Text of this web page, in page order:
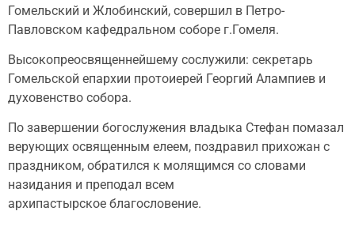
Гомельский и Жлобинский, совершил в Петро-
Павловском кафедральном соборе г.Гомеля.
Высокопреосвященнейшему сослужили: секретарь
Гомельской епархии протоиерей Георгий Алампиев и
духовенство собора.
По завершении богослужения владыка Стефан помазал
верующих освященным елеем, поздравил прихожан с
праздником, обратился к молящимся со словами
назидания и преподал всем
архипастырское благословение.